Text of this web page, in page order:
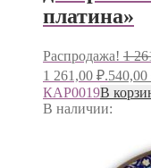
платина»
Распродажа! 1
1 261,00 ₽.540,00
КАР0019В
В наличии: